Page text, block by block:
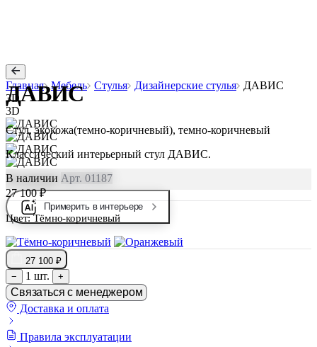
Главная Мебель Стулья Дизайнерские стулья
ДАВИС
3D
3D
Примерить в интерьере
ДАВИС
Стул, экокожа(темно-коричневый), темно-коричневый
Классический интерьерный стул ДАВИС.
В наличии Арт. 01187
27 100 ₽
Цвет: Тёмно-коричневый
27 100 ₽
−
1 шт. +
Связаться с менеджером
Доставка и оплата
Правила эксплуатации